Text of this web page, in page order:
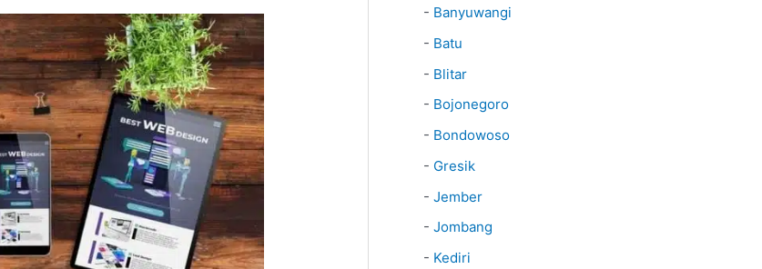
- Banyuwangi
- Batu
- Blitar
- Bojonegoro
- Bondowoso
- Gresik
- Jember
- Jombang
- Kediri